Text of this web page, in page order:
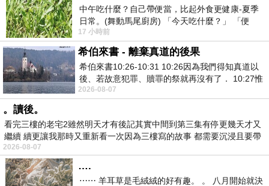
中午吃什麼？自己帶便當，比起外食更健康-夏季
日常。(舞動馬尾廚房) 「今天吃什麼？」 「便
當？麵？還是炒飯？」 每天都在選擇
17 小時前
希伯來書 - 離棄真道的後果
希伯來書10:26-10:31 10:26因為我們得知真道以
後、若故意犯罪、贖罪的祭就再沒有了． 10:27惟
有戰懼等候審判和那燒滅眾敵人的烈火
2026-08-07
。讀後。
看完三樓的老宅2雖然明天才有後記其實中間到第三集有停更幾天才又
繼續 續更讓我那時又重新看一次因為三樓寫的故事 都需要沉浸且要帶
有
2026-08-07
….
⋯⋯ 羊耳草是毛絨絨的好有趣。 。 八月開始就決